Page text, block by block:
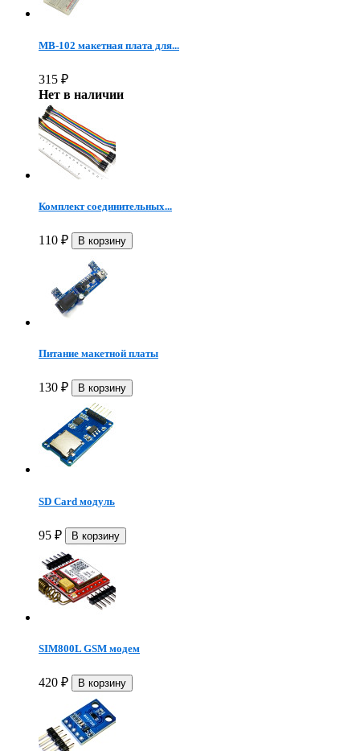
MB-102 макетная плата для...
315 ₽
Нет в наличии
Комплект соединительных...
110 ₽
Питание макетной платы
130 ₽
SD Card модуль
95 ₽
SIM800L GSM модем
420 ₽